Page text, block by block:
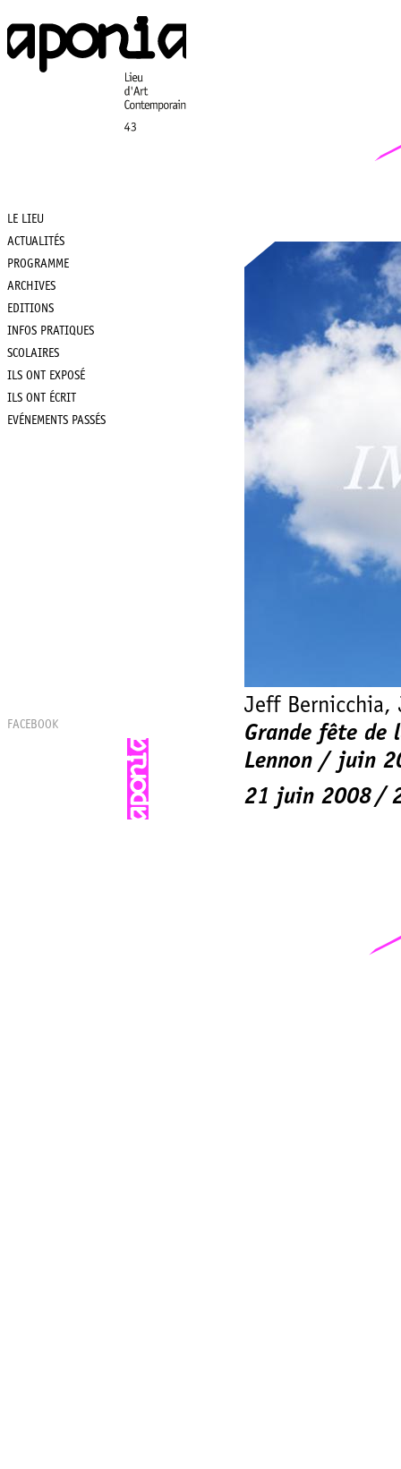
au
contenu
principal
Main
navigation
LE LIEU
ACTUALITÉS
PROGRAMME
ARCHIVES
EDITIONS
INFOS PRATIQUES
SCOLAIRES
ILS ONT EXPOSÉ
ILS ONT ÉCRIT
EVÉNEMENTS PASSÉS
FACEBOOK
Jeff Bernicchia,
Grande fête de
Lennon / juin
21 juin 2008